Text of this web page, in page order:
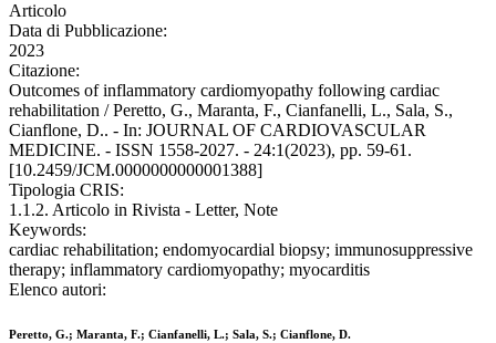
Articolo
Data di Pubblicazione:
2023
Citazione:
Outcomes of inflammatory cardiomyopathy following cardiac
rehabilitation / Peretto, G., Maranta, F., Cianfanelli, L., Sala, S.,
Cianflone, D.. - In: JOURNAL OF CARDIOVASCULAR
MEDICINE. - ISSN 1558-2027. - 24:1(2023), pp. 59-61.
[10.2459/JCM.0000000000001388]
Tipologia CRIS:
1.1.2. Articolo in Rivista - Letter, Note
Keywords:
cardiac rehabilitation; endomyocardial biopsy; immunosuppressive
therapy; inflammatory cardiomyopathy; myocarditis
Elenco autori:
Peretto, G.; Maranta, F.; Cianfanelli, L.; Sala, S.; Cianflone, D.